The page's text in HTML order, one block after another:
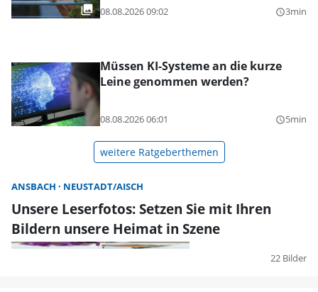
08.08.2026 09:02 query_builder3min
Müssen KI-Systeme an die kurze
Leine genommen werden?
08.08.2026 06:01 query_builder5min
weitere Ratgeberthemen
ANSBACH NEUSTADT/AISCH
Unsere Leserfotos: Setzen Sie mit Ihren
Bildern unsere Heimat in Szene
22 Bilder